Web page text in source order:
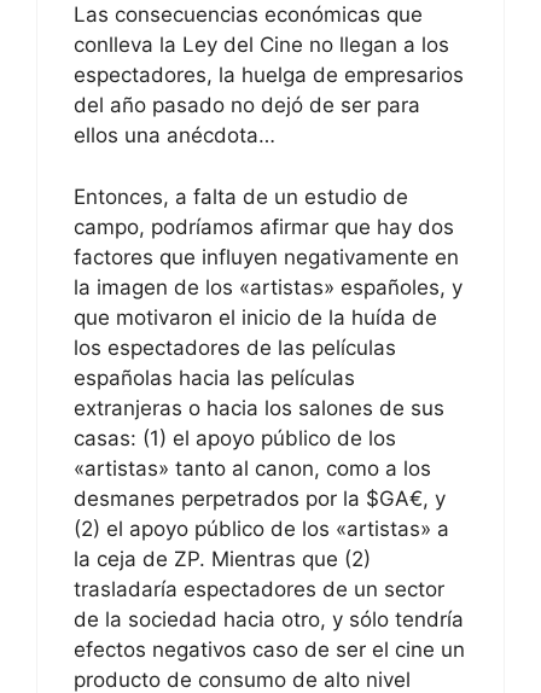
Las consecuencias económicas que
conlleva la Ley del Cine no llegan a los
espectadores, la huelga de empresarios
del año pasado no dejó de ser para
ellos una anécdota…
Entonces, a falta de un estudio de
campo, podríamos afirmar que hay dos
factores que influyen negativamente en
la imagen de los «artistas» españoles, y
que motivaron el inicio de la huída de
los espectadores de las películas
españolas hacia las películas
extranjeras o hacia los salones de sus
casas: (1) el apoyo público de los
«artistas» tanto al canon, como a los
desmanes perpetrados por la $GA€, y
(2) el apoyo público de los «artistas» a
la ceja de ZP. Mientras que (2)
trasladaría espectadores de un sector
de la sociedad hacia otro, y sólo tendría
efectos negativos caso de ser el cine un
producto de consumo de alto nivel